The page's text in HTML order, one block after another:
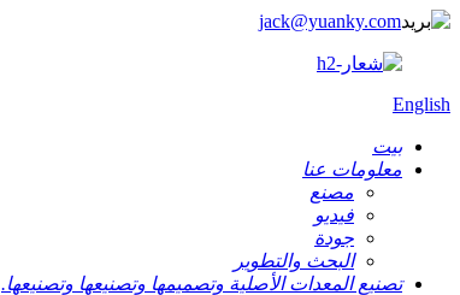
jack@yuanky.com
English
بيت
معلومات عنا
مصنع
فيديو
جودة
البحث والتطوير
تصنيع المعدات الأصلية وتصميمها وتصنيعها وتصنيعها.